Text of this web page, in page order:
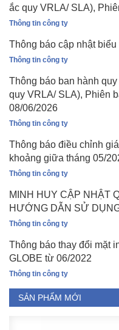
ắc quy VRLA/ SLA),
Thông tin công ty
Thông báo cập nhật
Thông tin công ty
Thông báo ban hành
quy VRLA/ SLA), Phiên
08/06/2026
Thông tin công ty
Thông báo điều chỉnh
khoảng giữa tháng 05/
Thông tin công ty
MINH HUY CẬP NHẬT
HƯỚNG DẪN SỬ
Thông tin công ty
Thông báo thay đổi mặt
GLOBE từ 06/2022
Thông tin công ty
SẢN PHẨM MỚI